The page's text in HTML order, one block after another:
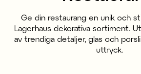
Ge din restaurang en unik och
Lagerhaus dekorativa sortiment.
av trendiga detaljer, glas och
uttryck.